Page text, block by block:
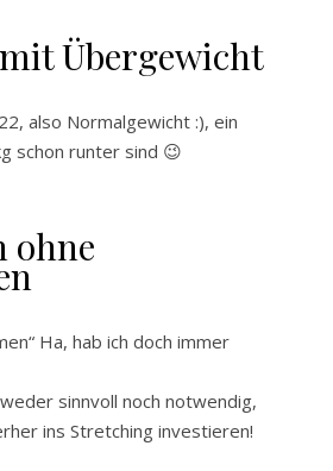
Übergewicht
also Normalgewicht :), ein
schon runter sind 😉
ohne
Ha, hab ich doch immer
sinnvoll noch notwendig,
ins Stretching investieren!